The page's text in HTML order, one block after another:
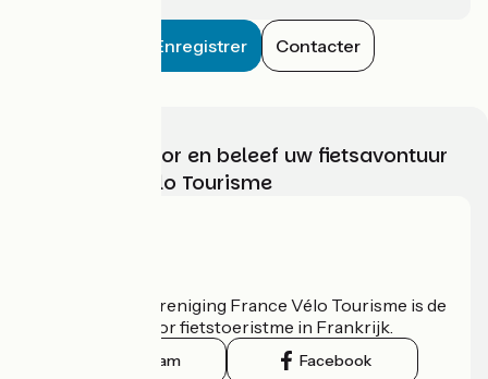
Enregistrer Contacter
Kies, bereid voor en beleef uw fietsavontuur
met France Vélo Tourisme
De nationale vereniging France Vélo Tourisme is de
officiële gids voor fietstoeristme in Frankrijk.
Instagram Facebook